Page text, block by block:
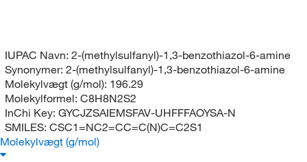
IUPAC Navn: 2-(methylsulfanyl)-1,3-benzothiazol-6-amine
Synonymer: 2-(methylsulfanyl)-1,3-benzothiazol-6-amine
Molekylvægt (g/mol): 196.29
Molekylformel: C8H8N2S2
InChi Key: GYCJZSAIEMSFAV-UHFFFAOYSA-N
SMILES: CSC1=NC2=CC=C(N)C=C2S1
Molekylvægt (g/mol)